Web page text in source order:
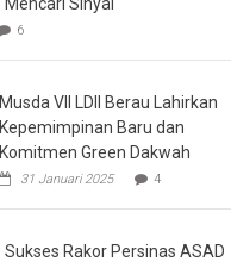
6
Musda VII LDII Berau Lahirkan
Kepemimpinan Baru dan
Komitmen Green Dakwah
31 Januari 2025 4
Sukses Rakor Persinas ASAD